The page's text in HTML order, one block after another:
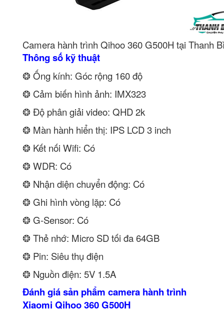
Camera hành trình Qihoo 360 G500H tại Thanh
Thông số kỹ thuật
❂ Ống kính: Góc rộng 160 độ
❂ Cảm biến hình ảnh: IMX323
❂ Độ phân giải video: QHD 2k
❂ Màn hành hiển thị: IPS LCD 3 inch
❂ Kết nối Wifi: Có
❂ WDR: Có
❂ Nhận diện chuyển động: Có
❂ Ghi hình vòng lặp: Có
❂ G-Sensor: Có
❂ Thẻ nhớ: Micro SD tối đa 64GB
❂ Pin: Siêu thụ điện
❂ Nguồn điện: 5V 1.5A
Đánh giá sản phẩm camera hành trình
Xiaomi Qihoo 360 G500H